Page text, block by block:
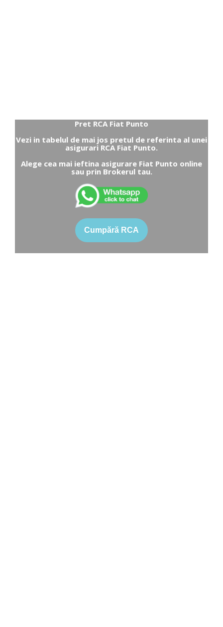
Pret RCA Fiat Punto
Vezi in tabelul de mai jos pretul de referinta al unei
asigurari RCA Fiat Punto.
Alege cea mai ieftina asigurare Fiat Punto online
sau prin Brokerul tau.
Cumpără RCA